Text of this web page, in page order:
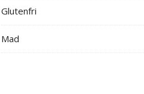
Glutenfri
Mad